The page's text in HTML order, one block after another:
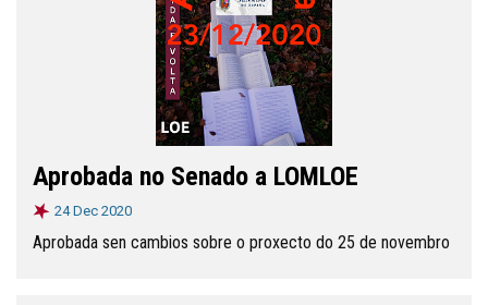
Aprobada no Senado a LOMLOE
24 Dec 2020
Aprobada sen cambios sobre o proxecto do 25 de novembro